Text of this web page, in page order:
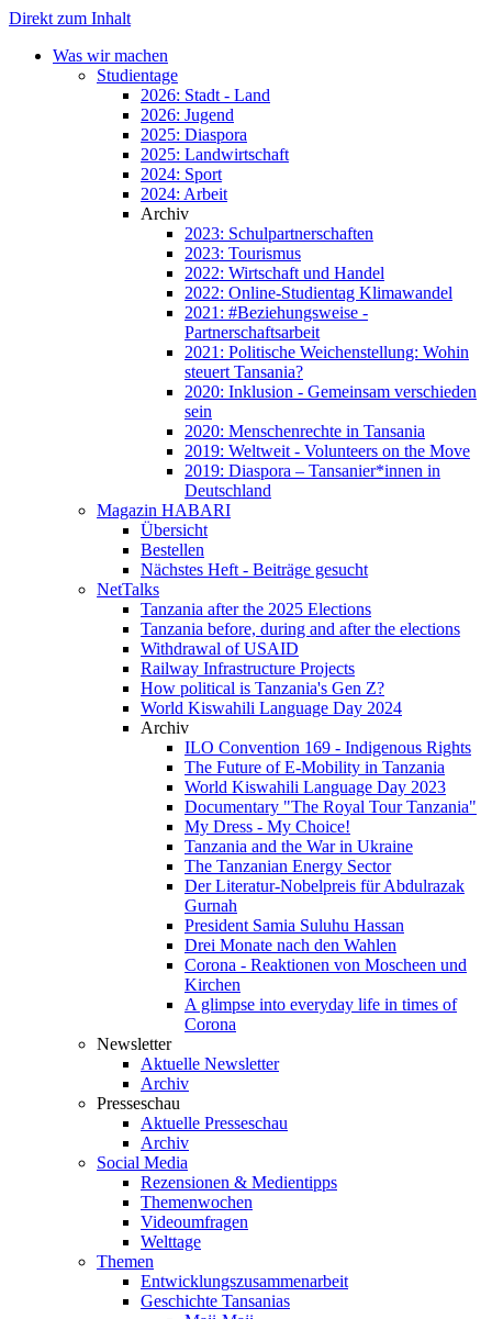
Direkt zum Inhalt
Was wir machen
Studientage
2026: Stadt - Land
2026: Jugend
2025: Diaspora
2025: Landwirtschaft
2024: Sport
2024: Arbeit
Archiv
2023: Schulpartnerschaften
2023: Tourismus
2022: Wirtschaft und Handel
2022: Online-Studientag Klimawandel
2021: #Beziehungsweise -
Partnerschaftsarbeit
2021: Politische Weichenstellung: Wohin
steuert Tansania?
2020: Inklusion - Gemeinsam verschieden
sein
2020: Menschenrechte in Tansania
2019: Weltweit - Volunteers on the Move
2019: Diaspora – Tansanier*innen in
Deutschland
Magazin HABARI
Übersicht
Bestellen
Nächstes Heft - Beiträge gesucht
NetTalks
Tanzania after the 2025 Elections
Tanzania before, during and after the elections
Withdrawal of USAID
Railway Infrastructure Projects
How political is Tanzania's Gen Z?
World Kiswahili Language Day 2024
Archiv
ILO Convention 169 - Indigenous Rights
The Future of E-Mobility in Tanzania
World Kiswahili Language Day 2023
Documentary "The Royal Tour Tanzania"
My Dress - My Choice!
Tanzania and the War in Ukraine
The Tanzanian Energy Sector
Der Literatur-Nobelpreis für Abdulrazak
Gurnah
President Samia Suluhu Hassan
Drei Monate nach den Wahlen
Corona - Reaktionen von Moscheen und
Kirchen
A glimpse into everyday life in times of
Corona
Newsletter
Aktuelle Newsletter
Archiv
Presseschau
Aktuelle Presseschau
Archiv
Social Media
Rezensionen & Medientipps
Themenwochen
Videoumfragen
Welttage
Themen
Entwicklungszusammenarbeit
Geschichte Tansanias